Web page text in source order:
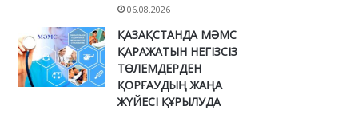
06.08.2026
ҚАЗАҚСТАНДА МӘМС
ҚАРАЖАТЫН НЕГІЗСІЗ
ТӨЛЕМДЕРДЕН
ҚОРҒАУДЫҢ ЖАҢА
ЖҮЙЕСІ ҚҰРЫЛУДА